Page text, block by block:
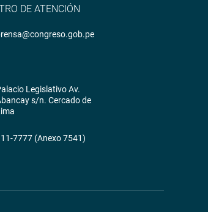
DE ATENCIÓN
Legislativo Av.
s/n. Cercado de
7777 (Anexo 7541)